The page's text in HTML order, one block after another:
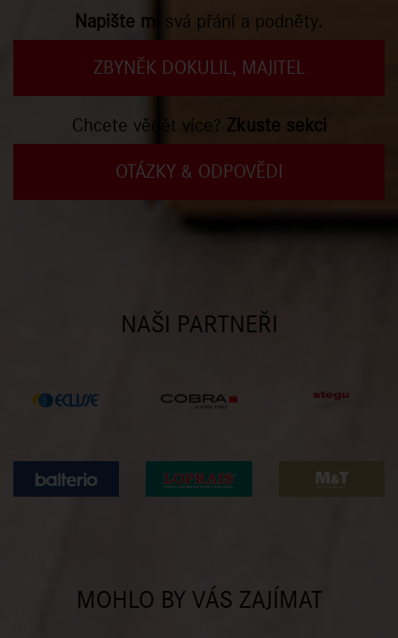
Napište mi svá přání a podněty.
ZBYNĚK DOKULIL, MAJITEL
Chcete vědět více? Zkuste sekci
OTÁZKY & ODPOVĚDI
NAŠI PARTNEŘI
MOHLO BY VÁS ZAJÍMAT